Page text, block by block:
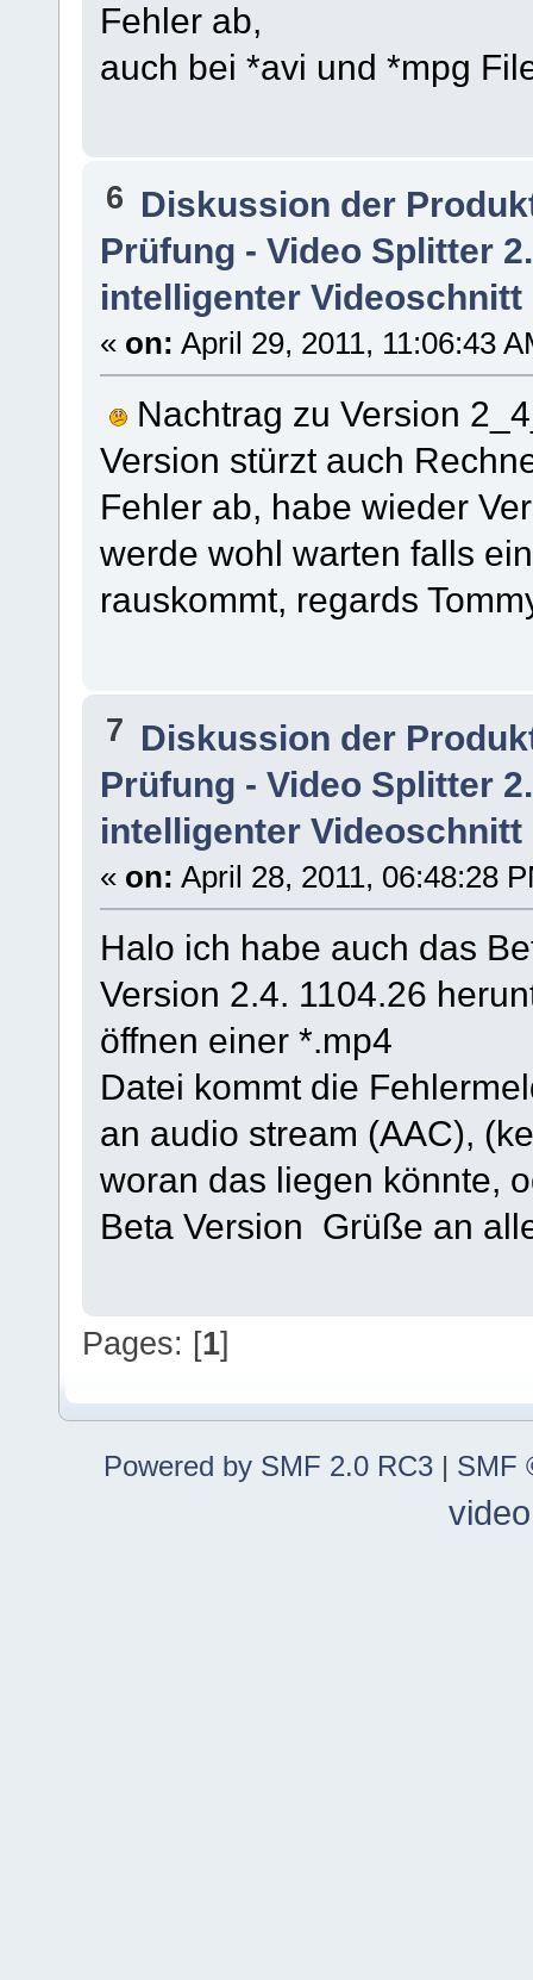
Fehler ab,
auch bei *avi und *mpg
6 Diskussion der
Prüfung - Video Splitter
intelligenter Videoschnitt
« on: April 29, 2011, 11:06:43
Nachtrag zu Version
Version stürzt auch
Fehler ab, habe wieder
werde wohl warten falls
rauskommt, regards
7 Diskussion der
Prüfung - Video Splitter
intelligenter Videoschnitt
« on: April 28, 2011, 06:48:28
Halo ich habe auch das
Version 2.4. 1104.26
öffnen einer *.mp4
Datei kommt die
an audio stream (AAC),
woran das liegen könnte,
Beta Version Grüße an
Pages: [1]
Powered by SMF 2.0 RC3 | SMF